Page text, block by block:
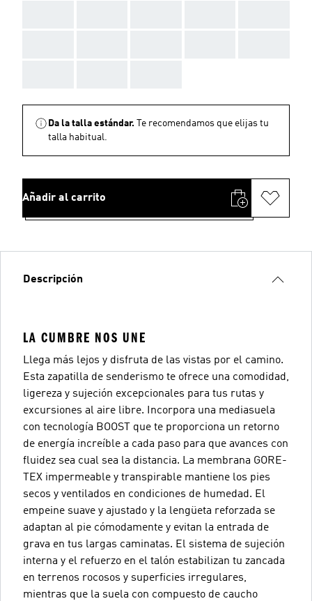
Da la talla estándar.
Te recomendamos que elijas tu
talla habitual.
Añadir al carrito
Descripción
LA CUMBRE NOS UNE
Llega más lejos y disfruta de las vistas por el camino.
Esta zapatilla de senderismo te ofrece una comodidad,
ligereza y sujeción excepcionales para tus rutas y
excursiones al aire libre. Incorpora una mediasuela
con tecnología BOOST que te proporciona un retorno
de energía increíble a cada paso para que avances con
fluidez sea cual sea la distancia. La membrana GORE-
TEX impermeable y transpirable mantiene los pies
secos y ventilados en condiciones de humedad. El
empeine suave y ajustado y la lengüeta reforzada se
adaptan al pie cómodamente y evitan la entrada de
grava en tus largas caminatas. El sistema de sujeción
interna y el refuerzo en el talón estabilizan tu zancada
en terrenos rocosos y superficies irregulares,
mientras que la suela con compuesto de caucho